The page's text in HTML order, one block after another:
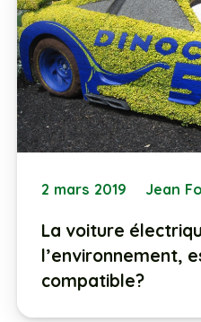
2 mars 2019 Jean
La voiture
l’environnement,
compatible?